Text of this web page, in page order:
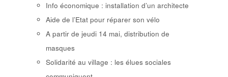
Info économique : installation d’un architecte
Aide de l’Etat pour réparer son vélo
A partir de jeudi 14 mai, distribution de
masques
Solidarité au village : les élues sociales